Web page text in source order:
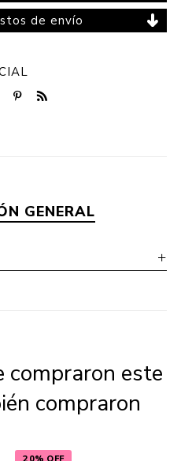
de envío
GENERAL
compraron este
compraron